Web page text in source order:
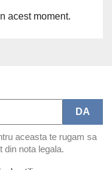
acest moment.
aceasta te rugam sa
din nota legala.